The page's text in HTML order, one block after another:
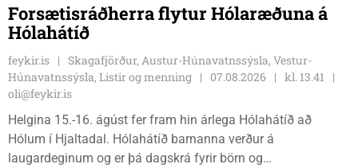
Forsætisráðherra flytur Hólaræðuna á
Hólahátíð
feykir.is
Skagafjörður, Austur-Húnavatnssýsla, Vestur-
Húnavatnssýsla, Listir og menning
07.08.2026
kl. 13.41
oli@feykir.is
Helgina 15.-16. ágúst fer fram hin árlega Hólahátíð að
Hólum í Hjaltadal. Hólahátíð barnanna verður á
laugardeginum og er þá dagskrá fyrir börn og